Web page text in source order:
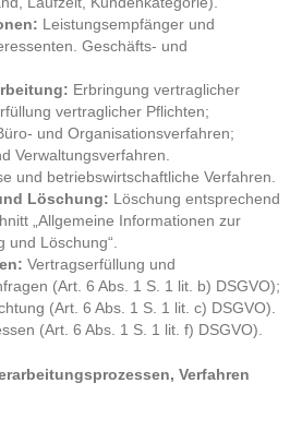
Leistungsempfänger und
Geschäfts- und
Erbringung vertraglicher
vertraglicher Pflichten;
und Organisationsverfahren;
Verwaltungsverfahren.
und betriebswirtschaftliche Verfahren.
Löschung: Löschung entsprechend
„Allgemeine Informationen zur
und Löschung“.
Vertragserfüllung und
(Art. 6 Abs. 1 S. 1 lit. b) DSGVO);
(Art. 6 Abs. 1 S. 1 lit. c) DSGVO).
(Art. 6 Abs. 1 S. 1 lit. f) DSGVO).
Verfahren